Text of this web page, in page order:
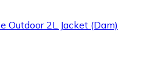
Outdoor 2L Jacket (Dam)